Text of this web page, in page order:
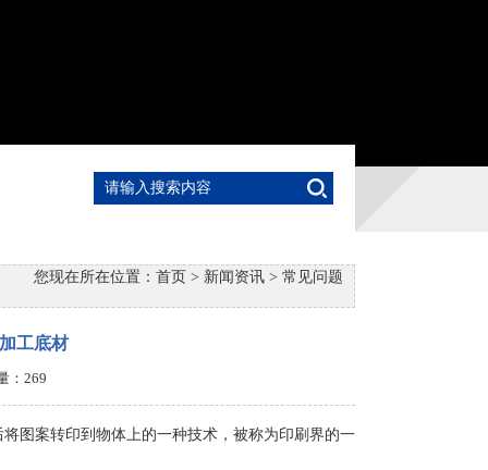
您现在所在位置： 首页 > 新闻资讯 > 常见问题
工底材
： 269
图案转印到物体上的一种技术，被称为印刷界的一